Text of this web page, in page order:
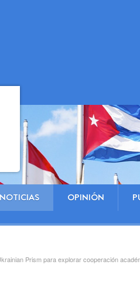
NOTICIAS OPINIÓN
Prism para explorar cooperación